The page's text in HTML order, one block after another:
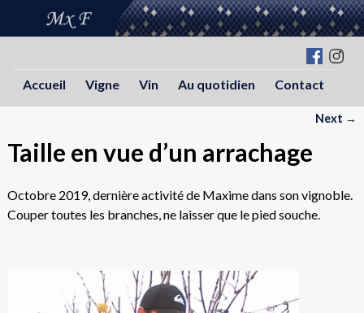
Accueil
Vigne Vin Au quotidien Contact
Next →
Taille en vue d’un arrachage
Octobre 2019, dernière activité de Maxime dans son vignoble.
Couper toutes les branches, ne laisser que le pied souche.